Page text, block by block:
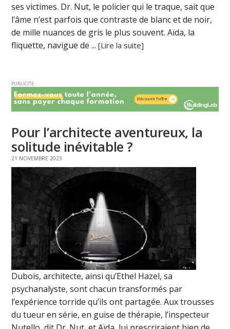
ses victimes. Dr. Nut, le policier qui le traque, sait que
l’âme n’est parfois que contraste de blanc et de noir,
de mille nuances de gris le plus souvent. Aïda, la
fliquette, navigue de ...[Lire la suite]
PUBLICITE
Pour l’architecte aventureux, la
solitude inévitable ?
21 NOVEMBRE 2023
Dubois, architecte, ainsi qu’Ethel Hazel, sa
psychanalyste, sont chacun transformés par
l’expérience torride qu’ils ont partagée. Aux trousses
du tueur en série, en guise de thérapie, l’inspecteur